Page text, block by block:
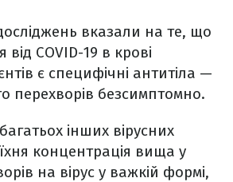
вказали на те, що
COVID-19 в крові
є специфічні антитіла —
перехворів безсимптомно.
інших вірусних
концентрація вища у
на вірус у важкій формі,